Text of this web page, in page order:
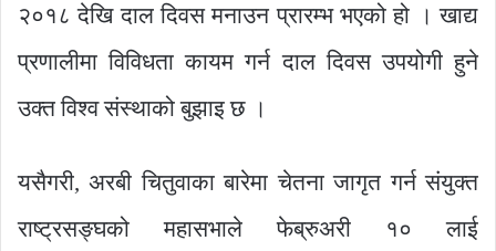
२०१८ देखि दाल दिवस मनाउन प्रारम्भ भएको हो । खाद्य
प्रणालीमा विविधता कायम गर्न दाल दिवस उपयोगी हुने
उक्त विश्व संस्थाको बुझाइ छ ।
यसैगरी, अरबी चितुवाका बारेमा चेतना जागृत गर्न संयुक्त
राष्ट्रसङ्घको महासभाले फेब्रुअरी १० लाई